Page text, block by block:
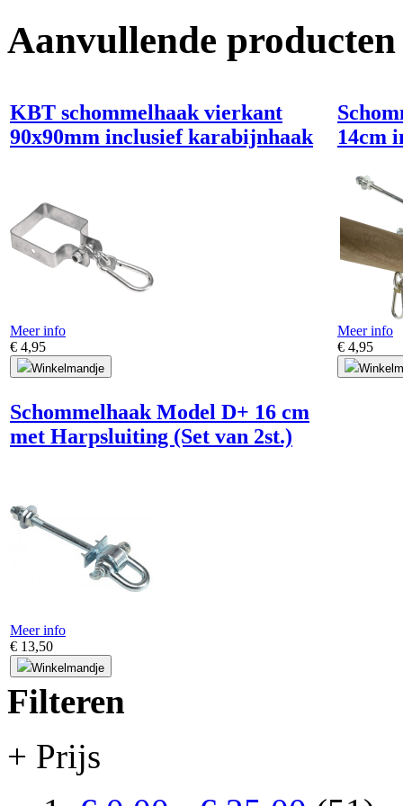
Aanvullende producten
KBT schommelhaak vierkant
90x90mm inclusief karabijnhaak
Meer info
€ 4,95
Winkelmandje
14cm
Meer info
€ 4,95
Schommelhaak Model D+ 16 cm
met Harpsluiting (Set van 2st.)
Meer info
€ 13,50
Winkelmandje
Filteren
+ Prijs